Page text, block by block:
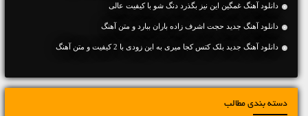
دانلود آهنگ غمگین این نیز بگذرد دنگ شو با کیفیت عالی
دانلود آهنگ جديد حجت اشرف زاده باران ببارد و متن آهنگ
دانلود آهنگ جديد بلک کتس کجا میری به این زودی با 2 کیفیت و متن آهنگ
دسته بندی مطالب